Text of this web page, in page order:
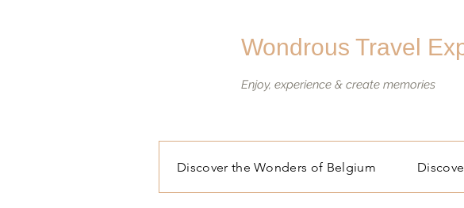
Wondrous Travel
Enjoy, experience & create memories
Discover the Wonders of Belgium